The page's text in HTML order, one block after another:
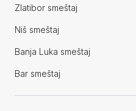
Zlatibor smeštaj
Niš smeštaj
Banja Luka smeštaj
Bar smeštaj